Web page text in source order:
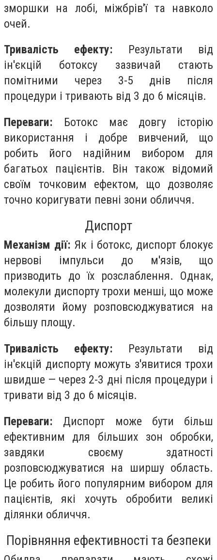
зморшки на лобі, міжбрів'ї та навколо
очей.
Тривалість ефекту: Результати від
ін'єкцій ботоксу зазвичай стають
помітними через 3-5 днів після
процедури і тривають від 3 до 6 місяців.
Переваги: Ботокс має довгу історію
використання і добре вивчений, що
робить його надійним вибором для
багатьох пацієнтів. Він також відомий
своїм точковим ефектом, що дозволяє
точно коригувати певні зони обличчя.
Диспорт
Механізм дії: Як і ботокс, диспорт блокує
нервові імпульси до м'язів, що
призводить до їх розслаблення. Однак,
молекули диспорту трохи менші, що може
дозволяти йому розповсюджуватися на
більшу площу.
Тривалість ефекту: Результати від
ін'єкцій диспорту можуть з'явитися трохи
швидше — через 2-3 дні після процедури і
тривати від 3 до 6 місяців.
Переваги: Диспорт може бути більш
ефективним для більших зон обробки,
завдяки своєму здатності
розповсюджуватися на ширшу область.
Це робить його популярним вибором для
пацієнтів, які хочуть обробити великі
ділянки обличчя.
Порівняння ефективності та безпеки